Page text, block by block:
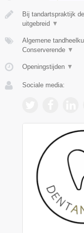
Bij tandartspraktijk
uitgebreid ▼
Algemene
Conserverende ▼
Openingstijden ▼
Sociale media: